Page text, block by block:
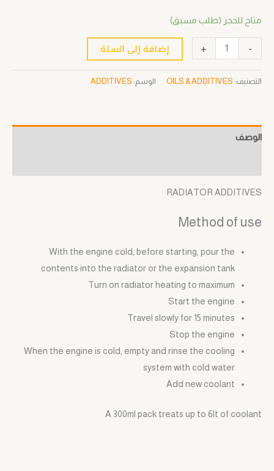
متاح للحجز (طلب مسبق)
-
+ إضافة إلى السلة
التصنيف: OILS & ADDITIVES الوسم: ADDITIVES
الوصف
RADIATOR ADDITIVES
Method of use
With the engine cold, before starting, pour the
contents into the radiator or the expansion tank
Turn on radiator heating to maximum
Start the engine
Travel slowly for 15 minutes
Stop the engine
When the engine is cold, empty and rinse the cooling
system with cold water
Add new coolant
A 300ml pack treats up to 6lt of coolant